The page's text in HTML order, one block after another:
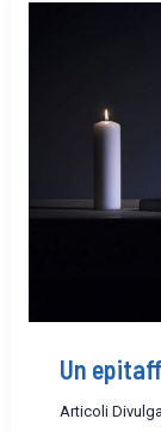
Un
Articoli